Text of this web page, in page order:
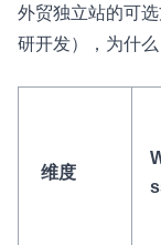
外贸独立站的可
研开发），为什
维度